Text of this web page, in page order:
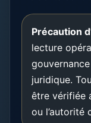
Précaution
lecture
juridique.
être vérifiée
ou l’autorité